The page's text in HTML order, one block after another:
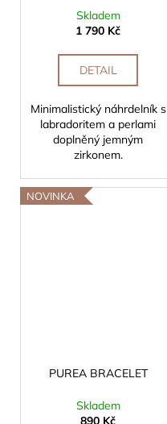
Skladem
1 790 Kč
DETAIL
Minimalistický náhrdelník s
labradoritem a perlami
doplněný jemným
zirkonem.
NOVINKA
PUREA BRACELET
Skladem
890 Kč